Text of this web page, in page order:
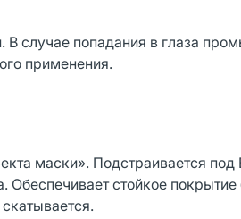
случае попадания в глаза
применения.
маски». Подстраивается под
Обеспечивает стойкое